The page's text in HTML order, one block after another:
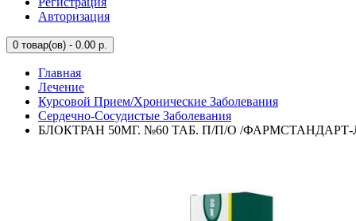
Авторизация
0 товар(ов) - 0.00 р.
Главная
Лечение
Курсовой Прием/Хронические Заболевания
Сердечно-Сосудистые Заболевания
БЛОКТРАН 50МГ. №60 ТАБ. П/П/О /